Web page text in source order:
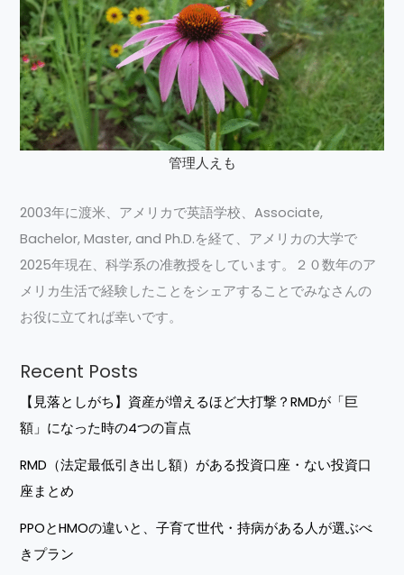
管理人えも
2003年に渡米、アメリカで英語学校、Associate,
Bachelor, Master, and Ph.D.を経て、アメリカの大学で
2025年現在、科学系の准教授をしています。２０数年のア
メリカ生活で経験したことをシェアすることでみなさんの
お役に立てれば幸いです。
Recent Posts
【見落としがち】資産が増えるほど大打撃？RMDが「巨
額」になった時の4つの盲点
RMD（法定最低引き出し額）がある投資口座・ない投資口
座まとめ
PPOとHMOの違いと、子育て世代・持病がある人が選ぶべ
きプラン